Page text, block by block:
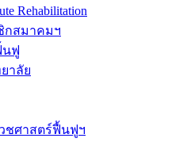
Rehabilitation
กสมาคมฯ
นฟู
าลัย
ชศาสตร์ฟื้นฟูฯ